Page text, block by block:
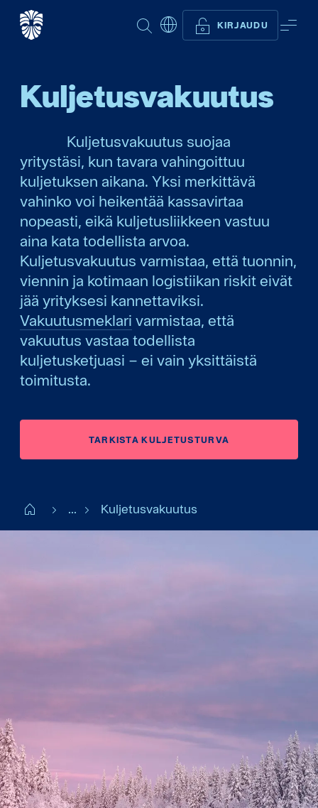
ETSI KIRJAUDU
Kuljetus­vakuutus
Kuljetusvakuutus suojaa
yritystäsi, kun tavara vahingoittuu
kuljetuksen aikana. Yksi merkittävä
vahinko voi heikentää kassavirtaa
nopeasti, eikä kuljetusliikkeen vastuu
aina kata todellista arvoa.
Kuljetusvakuutus varmistaa, että tuonnin,
viennin ja kotimaan logistiikan riskit eivät
jää yrityksesi kannettaviksi.
Vakuutusmeklari varmistaa, että
vakuutus vastaa todellista
kuljetusketjuasi – ei vain yksittäistä
toimitusta.
TARKISTA KULJETUSTURVA
Start FI ... Kuljetusvakuutus